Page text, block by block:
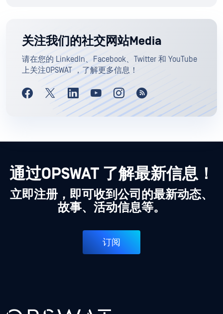
关注我们的社交网站Media
请在您的 LinkedIn、Facebook、Twitter 和 YouTube
上关注OPSWAT ，了解更多信息！
通过OPSWAT 了解最新信息！
立即注册，即可收到公司的最新动态、
故事、活动信息等。
订阅